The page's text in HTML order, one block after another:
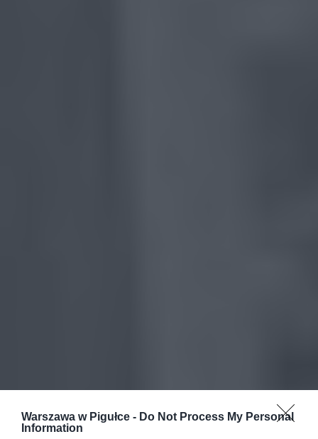
Warszawa w Pigułce - Do Not Process My Personal
Information